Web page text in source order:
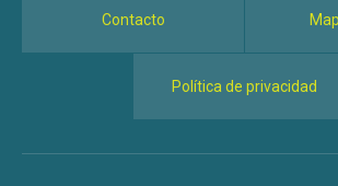
Contacto
Política de privacidad